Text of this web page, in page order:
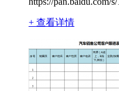
+ 查看详情